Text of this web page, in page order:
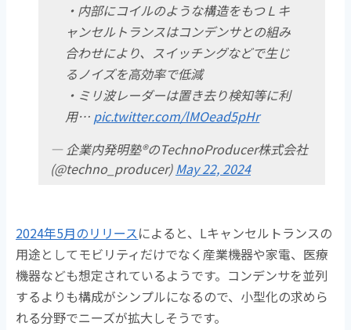
・内部にコイルのような構造をもつＬキ
ャンセルトランスはコンデンサとの組み
合わせにより、スイッチングなどで生じ
るノイズを高効率で低減
・ミリ波レーダーは置き去り検知等に利
用… pic.twitter.com/lMOead5pHr
— 企業内発明塾®のTechnoProducer株式会社
(@techno_producer)May 22, 2024
2024年5月のリリースによると、Lキャンセルトランスの
用途としてモビリティだけでなく産業機器や家電、医療
機器なども想定されているようです。コンデンサを並列
するよりも構成がシンプルになるので、小型化の求めら
れる分野でニーズが拡大しそうです。